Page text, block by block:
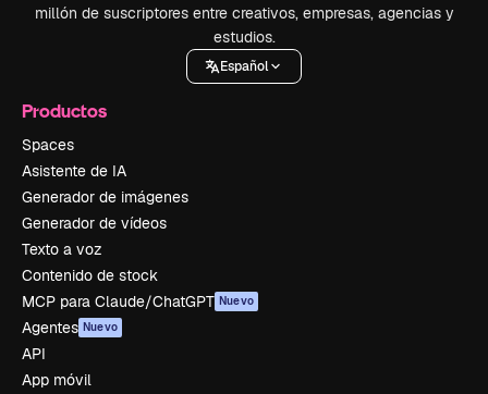
millón de suscriptores entre creativos, empresas, agencias y
estudios.
Español
Productos
Spaces
Asistente de IA
Generador de imágenes
Generador de vídeos
Texto a voz
Contenido de stock
MCP para Claude/ChatGPT Nuevo
Agentes Nuevo
API
App móvil